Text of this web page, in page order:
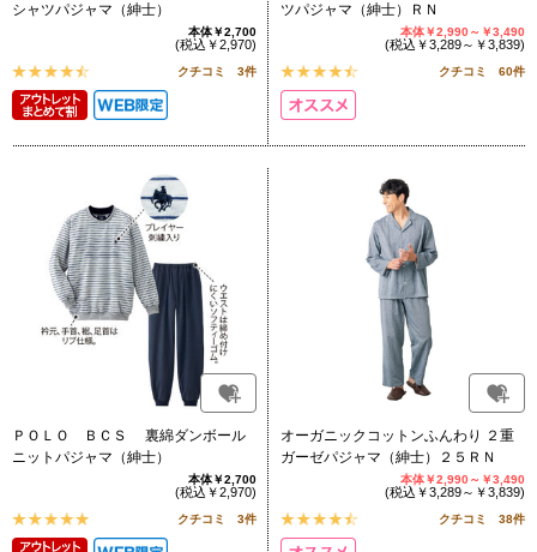
シャツパジャマ（紳士）
本体￥2,700
(税込￥2,970)
クチコミ 3件
ツパジャマ（紳士）ＲＮ
本体￥2,990～￥3,490
(税込￥3,289～￥3,839)
クチコミ 60件
ＰＯＬＯ ＢＣＳ 裏綿ダンボール
ニットパジャマ（紳士）
本体￥2,700
(税込￥2,970)
クチコミ 3件
オーガニックコットンふんわり ２重
ガーゼパジャマ（紳士）２５ＲＮ
本体￥2,990～￥3,490
(税込￥3,289～￥3,839)
クチコミ 38件